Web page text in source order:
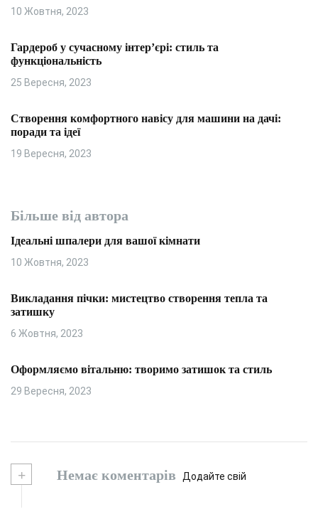
10 Жовтня, 2023
Гардероб у сучасному інтер’єрі: стиль та
функціональність
25 Вересня, 2023
Створення комфортного навісу для машини на дачі:
поради та ідеї
19 Вересня, 2023
Більше від автора
Ідеальні шпалери для вашої кімнати
10 Жовтня, 2023
Викладання пічки: мистецтво створення тепла та
затишку
6 Жовтня, 2023
Оформляємо вітальню: творимо затишок та стиль
29 Вересня, 2023
+ Немає коментарів Додайте свій